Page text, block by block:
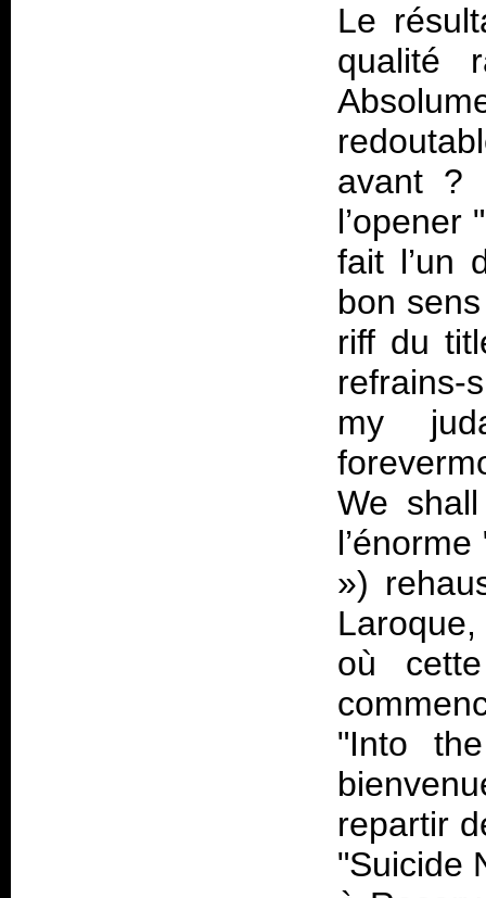
Le
qualité
avant ?
l’opener
fait l’un
bon
riff du
refrains-
my
We
»)
où
"Into
repartir
"Suicide